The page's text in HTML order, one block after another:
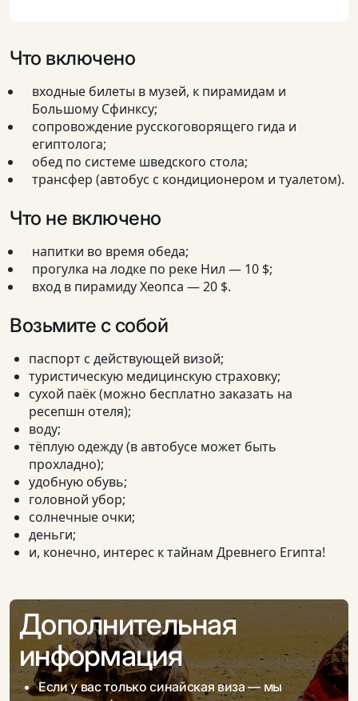
Что включено
входные билеты в музей, к пирамидам и
Большому Сфинксу;
сопровождение русскоговорящего гида и
египтолога;
обед по системе шведского стола;
трансфер (автобус с кондиционером и туалетом).
Что не включено
напитки во время обеда;
прогулка на лодке по реке Нил — 10 $;
вход в пирамиду Хеопса — 20 $.
Возьмите с собой
паспорт с действующей визой;
туристическую медицинскую страховку;
сухой паёк (можно бесплатно заказать на
ресепшн отеля);
воду;
тёплую одежду (в автобусе может быть
прохладно);
удобную обувь;
головной убор;
солнечные очки;
деньги;
и, конечно, интерес к тайнам Древнего Египта!
Дополнительная
информация
Если у вас только синайская виза — мы